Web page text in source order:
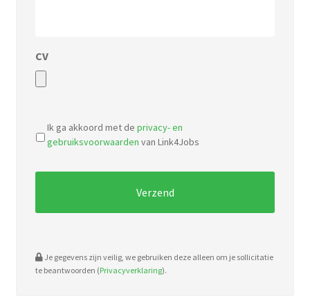
CV
types:
pdf,
doc.
Ik ga akkoord met de privacy- en
gebruiksvoorwaarden van Link4Jobs
Je gegevens zijn veilig, we gebruiken deze alleen om je sollicitatie
te beantwoorden (Privacyverklaring).